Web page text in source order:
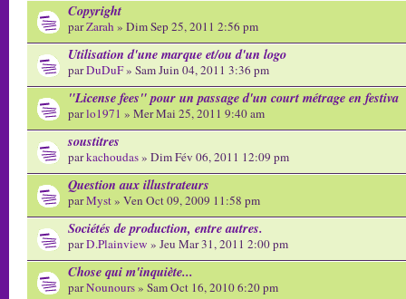
Copyright
parZarah» Dim Sep 25, 2011 2:56 pm
Utilisation d'une marque et/ou d'un logo
parDuDuF» Sam Juin 04, 2011 3:36 pm
"License fees" pour un passage d'un court métrage en festiva
parlo1971 » Mer Mai 25, 2011 9:40 am
soustitres
parkachoudas» Dim Fév 06, 2011 12:09 pm
Question aux illustrateurs
parMyst» Ven Oct 09, 2009 11:58 pm
Sociétés de production, entre autres.
parD.Plainview » Jeu Mar 31, 2011 2:00 pm
Chose qui m'inquiète...
parNounours» Sam Oct 16, 2010 6:20 pm